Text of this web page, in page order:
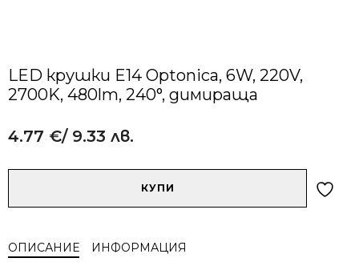
LED крушки E14 Optonica, 6W, 220V,
2700K, 480lm, 240°, димираща
4.77 €/ 9.33 лв.
E14
КУПИ
ОПИСАНИЕ ИНФОРМАЦИЯ